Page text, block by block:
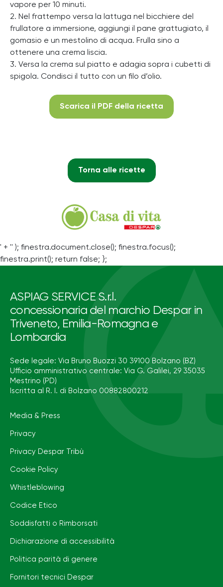
vapore per 10 minuti.
2. Nel frattempo versa la lattuga nel bicchiere del
frullatore a immersione, aggiungi il pane grattugiato, il
gomasio e un mestolino di acqua. Frulla sino a
ottenere una crema liscia.
3. Versa la crema sul piatto e adagia sopra i cubetti di
spigola. Condisci il tutto con un filo d’olio.
Scarica il PDF della ricetta
Torna alle ricette
' + '' ); finestra.document.close(); finestra.focus();
finestra.print(); return false; };
ASPIAG SERVICE S.r.l.
concessionaria del marchio Despar in
Triveneto, Emilia-Romagna e
Lombardia
Sede legale: Via Bruno Buozzi 30 39100 Bolzano (BZ)
Ufficio amministrativo centrale: Via G. Galilei, 29 35035
Mestrino (PD)
Iscritta al R. I. di Bolzano 00882800212
Media & Press
Privacy
Privacy Despar Tribù
Cookie Policy
Whistleblowing
Codice Etico
Soddisfatti o Rimborsati
Dichiarazione di accessibilità
Politica parità di genere
Fornitori tecnici Despar